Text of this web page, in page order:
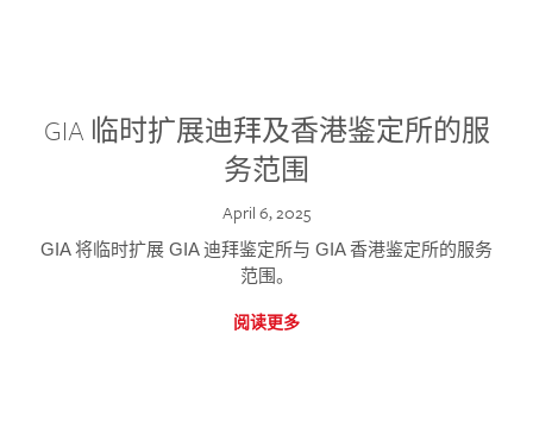
GIA 临时扩展迪拜及香港鉴定所的服
务范围
April 6, 2025
GIA 将临时扩展 GIA 迪拜鉴定所与 GIA 香港鉴定所的服务
范围。
阅读更多